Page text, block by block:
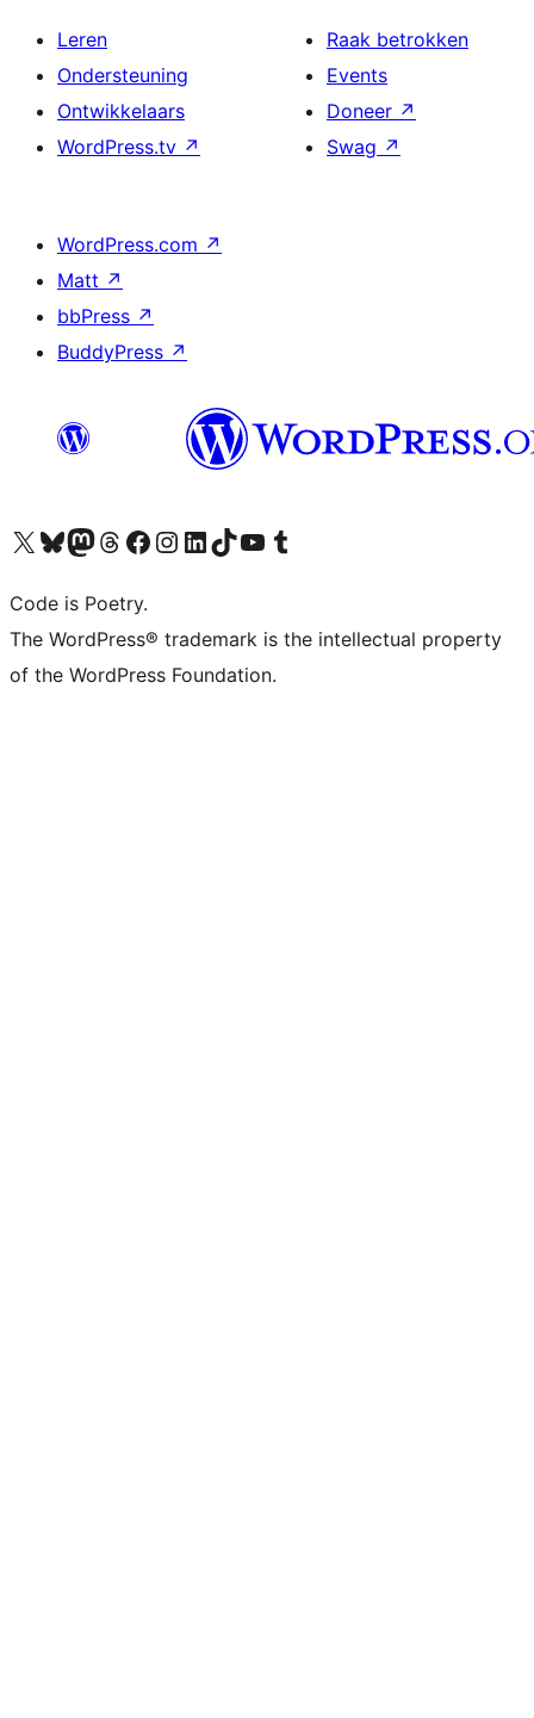
Leren
Ondersteuning
Ontwikkelaars
WordPress.tv ↗
Raak betrokken
Events
Doneer ↗
Swag ↗
WordPress.com ↗
Matt ↗
bbPress ↗
BuddyPress ↗
Bezoek ons X (voorheen Twitter) account
Bezoek onze Bluesky account
Bezoek ons Mastodon account
Bezoek onze Threads account
Onze Facebookpagina bezoeken
Bezoek onze Instagram account
Bezoek onze LinkedIn account
Bezoek onze TikTok account
Bezoek ons YouTube kanaalBezoek onze Tumblr account
Code is Poetry.
The WordPress® trademark is the intellectual property
of the WordPress Foundation.